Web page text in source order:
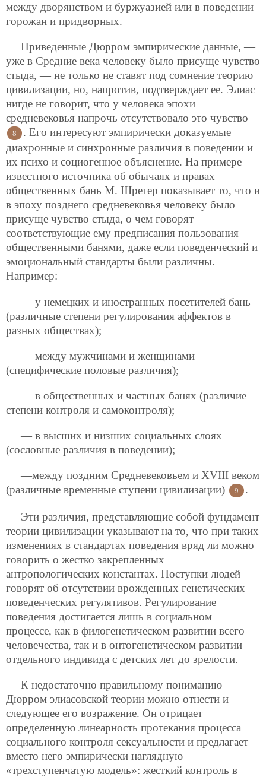
между дворянством и буржуазией или в поведении
горожан и придворных.
Приведенные Дюрром эмпирические данные, —
уже в Средние века человеку было присуще чувство
стыда, — не только не ставят под сомнение теорию
цивилизации, но, напротив, подтверждает ее. Элиас
нигде не говорит, что у человека эпохи
средневековья напрочь отсутствовало это чувство
8
. Его интересуют эмпирически доказуемые
диахронные и синхронные различия в поведении и
их психо и социогенное объяснение. На примере
известного источника об обычаях и нравах
общественных бань М. Шретер показывает то, что и
в эпоху позднего средневековья человеку было
присуще чувство стыда, о чем говорят
соответствующие ему предписания пользования
общественными банями, даже если поведенческий и
эмоциональный стандарты были различны.
Например:
— у немецких и иностранных посетителей бань
(различные степени регулирования аффектов в
разных обществах);
— между мужчинами и женщинами
(специфические половые различия);
— в общественных и частных банях (различие
степени контроля и самоконтроля);
— в высших и низших социальных слоях
(сословные различия в поведении);
—между поздним Средневековьем и XVIII веком
(различные временные ступени цивилизации)
9 .
Эти различия, представляющие собой фундамент
теории цивилизации указывают на то, что при таких
изменениях в стандартах поведения вряд ли можно
говорить о жестко закрепленных
антропологических константах. Поступки людей
говорят об отсутствии врожденных генетических
поведенческих регулятивов. Регулирование
поведения достигается лишь в социальном
процессе, как в филогенетическом развитии всего
человечества, так и в онтогенетическом развитии
отдельного индивида с детских лет до зрелости.
К недостаточно правильному пониманию
Дюрром элиасовской теории можно отнести и
следующее его возражение. Он отрицает
определенную линеарность протекания процесса
социального контроля сексуальности и предлагает
вместо него эмпирически наглядную
«трехступенчатую модель»: жесткий контроль в